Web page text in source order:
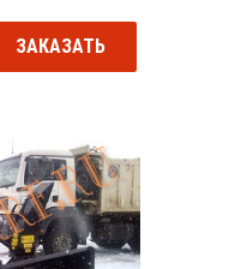
ЗАКАЗАТЬ